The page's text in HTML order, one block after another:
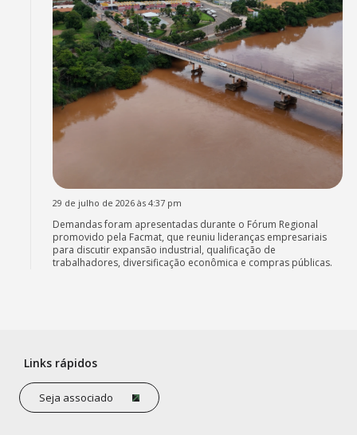
29 de julho de 2026 às 4:37 pm
Demandas foram apresentadas durante o Fórum Regional
promovido pela Facmat, que reuniu lideranças empresariais
para discutir expansão industrial, qualificação de
trabalhadores, diversificação econômica e compras públicas.
Links rápidos
Seja associado